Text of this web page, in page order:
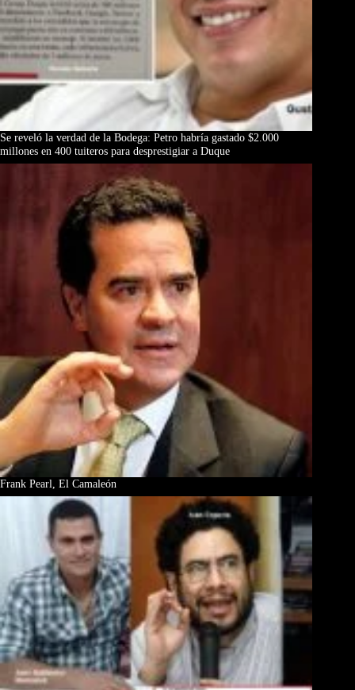
Se reveló la verdad de la Bodega: Petro habría gastado $2.000
millones en 400 tuiteros para desprestigiar a Duque
Frank Pearl, El Camaleón